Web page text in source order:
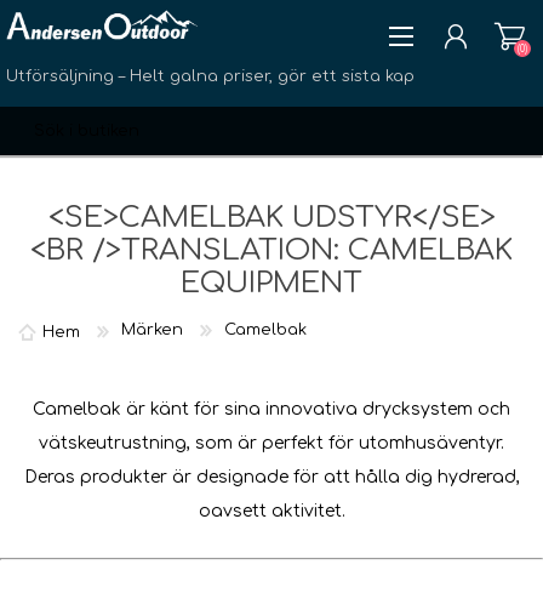
Utförsäljning – Helt galna priser, gör ett sista kap
LOGGA IN
(0)
<SE>CAMELBAK UDSTYR</SE>
<BR />TRANSLATION: CAMELBAK
EQUIPMENT
Hem Märken Camelbak
Camelbak är känt för sina innovativa drycksystem och
vätskeutrustning, som är perfekt för utomhusäventyr.
Deras produkter är designade för att hålla dig hydrerad,
oavsett aktivitet.